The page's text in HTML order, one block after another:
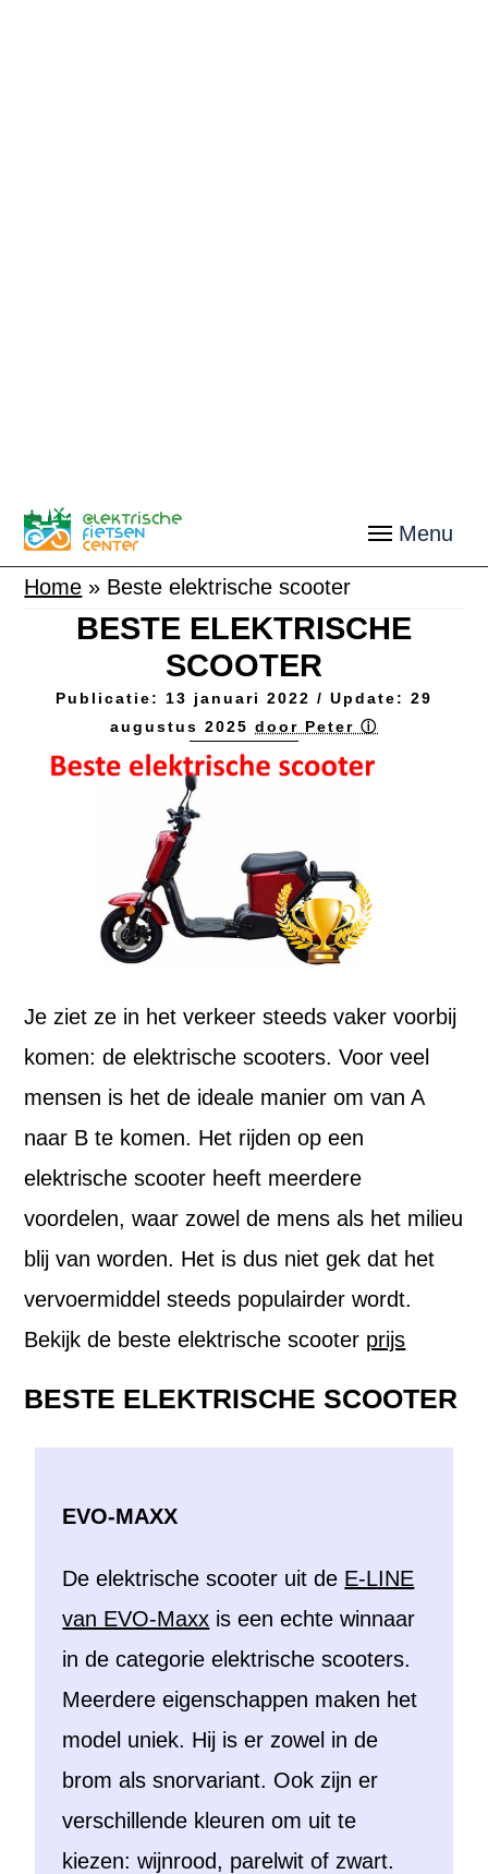
Home » Beste elektrische scooter
BESTE ELEKTRISCHE
SCOOTER
Publicatie: 13 januari 2022 / Update: 29
augustus 2025 door Peter ⓘ
Je ziet ze in het verkeer steeds vaker voorbij
komen: de elektrische scooters. Voor veel
mensen is het de ideale manier om van A
naar B te komen. Het rijden op een
elektrische scooter heeft meerdere
voordelen, waar zowel de mens als het milieu
blij van worden. Het is dus niet gek dat het
vervoermiddel steeds populairder wordt.
Bekijk de beste elektrische scooter prijs
BESTE ELEKTRISCHE SCOOTER
EVO-MAXX
De elektrische scooter uit de E-LINE
van EVO-Maxx is een echte winnaar
in de categorie elektrische scooters.
Meerdere eigenschappen maken het
model uniek. Hij is er zowel in de
brom als snorvariant. Ook zijn er
verschillende kleuren om uit te
kiezen: wijnrood, parelwit of zwart.